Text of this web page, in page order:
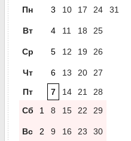
Пн 3 10 17 24 31
Вт 4 11 18 25
Ср 5 12 19 26
Чт 6 13 20
27
Пт
7 14 21
28
Сб
1 8 15 22 29
Вс 2 9 16 23 30